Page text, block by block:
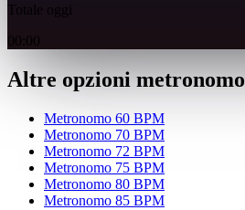
Totale oggi
00:00
Altre opzioni metronomo
Metronomo 60 BPM
Metronomo 70 BPM
Metronomo 72 BPM
Metronomo 75 BPM
Metronomo 80 BPM
Metronomo 85 BPM